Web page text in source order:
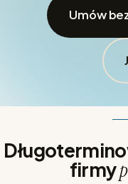
Umów
firmy